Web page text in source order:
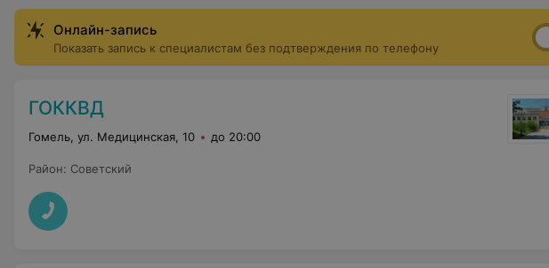
Онлайн-запись
Показать запись к специалистам без подтверждения по телефону
ГОККВД
Гомель, ул. Медицинская, 10 до 20:00
Район: Советский